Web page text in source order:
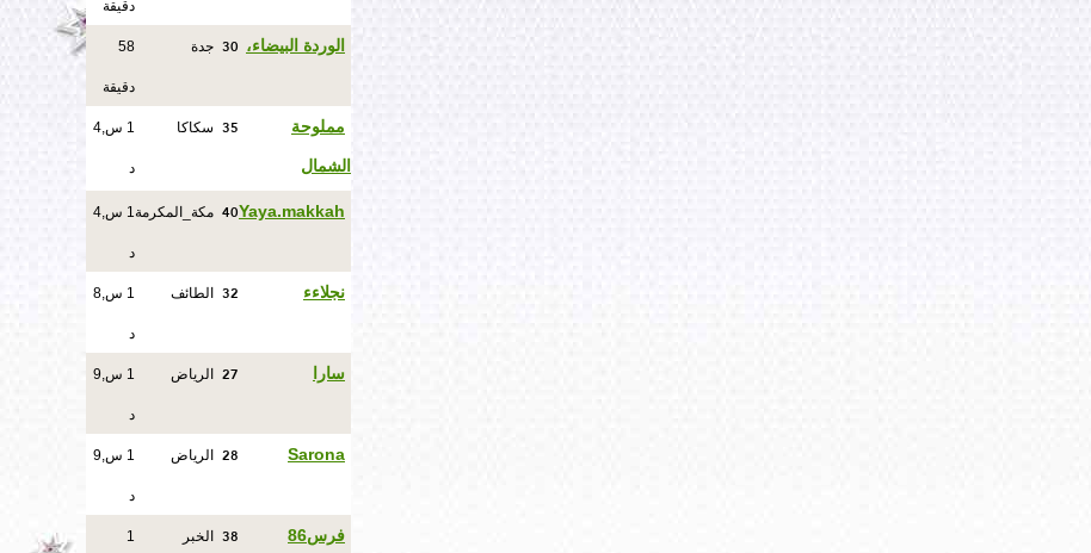
دقيقة
الوردة البيضاء، 30 جدة 58
دقيقة
مملوحة
الشمال
35 سكاكا 1 س,4
د
Yaya.makkah
40 مكة_المكرمة 1 س,4
د
نجلاءء 32 الطائف 1 س,8
د
سارا 27 الرياض 1 س,9
د
Sarona
28 الرياض 1 س,9
د
فرس86 38 الخبر 1